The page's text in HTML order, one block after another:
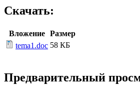
Скачать:
Вложение
Размер
tema1.doc 58 КБ
Предварительный